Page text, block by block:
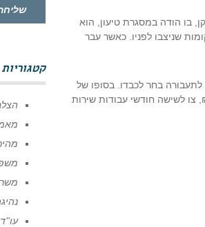
בו הודה במסגרת טיעון, הוא
שניצבו לפניו. כאשר עבר
בחר לכבדו. בסופו של
עליו בית המשפט לתעבורה את העונשים הבאים: פסילה בפועל לתקופה של 10 שנים, קנס בסך 1,000 ₪, צו לשישה חודשי עבודות שירות
קטגוריות